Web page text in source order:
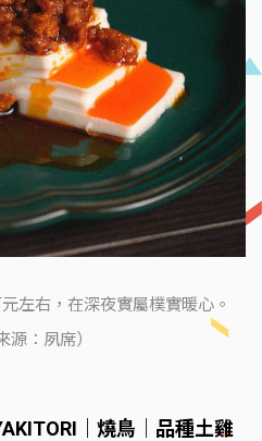
左右，在深夜實屬樸實暖心。
源：夙席）
｜燒鳥｜品種土雞